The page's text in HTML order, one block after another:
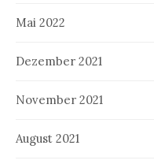
Mai 2022
Dezember 2021
November 2021
August 2021